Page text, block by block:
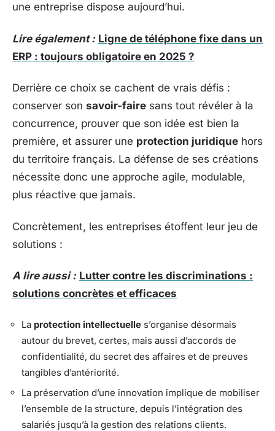
une entreprise dispose aujourd’hui.
Lire également : Ligne de téléphone fixe dans un
ERP : toujours obligatoire en 2025 ?
Derrière ce choix se cachent de vrais défis :
conserver son savoir-faire sans tout révéler à la
concurrence, prouver que son idée est bien la
première, et assurer une protection juridique hors
du territoire français. La défense de ses créations
nécessite donc une approche agile, modulable,
plus réactive que jamais.
Concrètement, les entreprises étoffent leur jeu de
solutions :
A lire aussi : Lutter contre les discriminations :
solutions concrètes et efficaces
La protection intellectuelle s’organise désormais
autour du brevet, certes, mais aussi d’accords de
confidentialité, du secret des affaires et de preuves
tangibles d’antériorité.
La préservation d’une innovation implique de mobiliser
l’ensemble de la structure, depuis l’intégration des
salariés jusqu’à la gestion des relations clients.